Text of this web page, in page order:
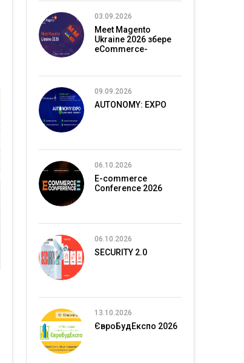
03.09.2026
Meet Magento
Ukraine 2026 збере
eCommerce-
09.09.2026
AUTONOMY: EXPO
06.10.2026
E-commerce
Conference 2026
06.10.2026
SECURITY 2.0
13.10.2026
ЄвроБудЕкспо 2026